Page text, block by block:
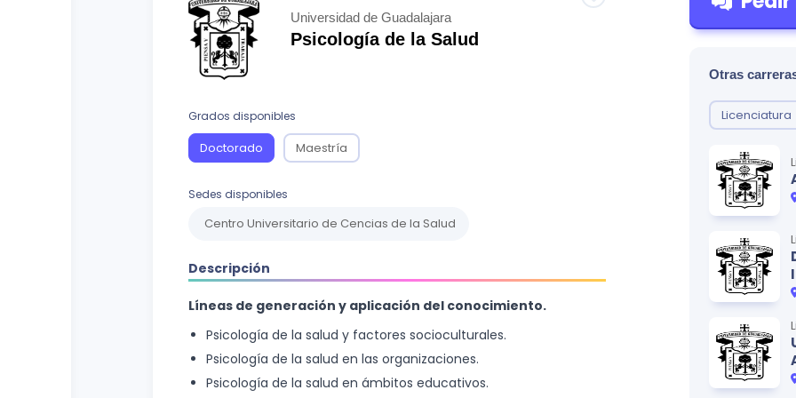
Ingenierías y Arquitectura
Universidad de Guadalajara
Psicología de la Salud
Grados disponibles
Doctorado Maestría
Sedes disponibles
Centro Universitario de Cencias de la Salud
Descripción
Líneas de generación y aplicación del conocimiento.
Psicología de la salud y factores socioculturales.
Psicología de la salud en las organizaciones.
Psicología de la salud en ámbitos educativos.
Otras
Licenciatura